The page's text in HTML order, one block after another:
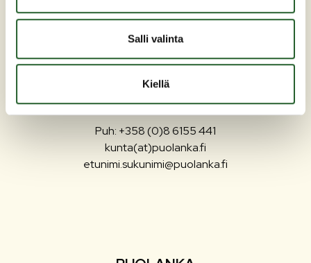
Salli valinta
Kiellä
Maaherrankatu 7
89200 Puolanka
Puh: +358 (0)8 6155 441
kunta(at)puolanka.fi
etunimi.sukunimi@puolanka.fi